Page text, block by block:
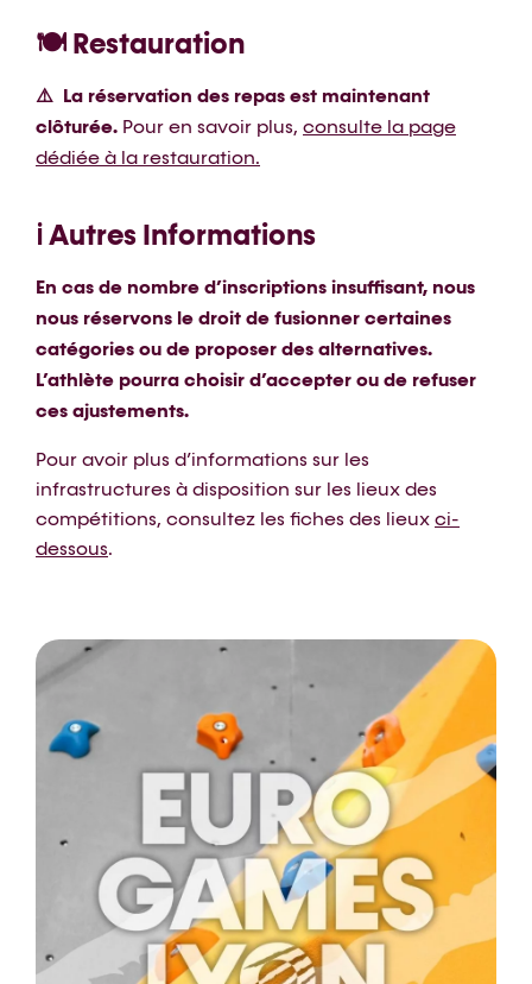
🍽️ Restauration
⚠️ La réservation des repas est maintenant
clôturée. Pour en savoir plus, consulte la page
dédiée à la restauration.
ℹ️ Autres Informations
En cas de nombre d’inscriptions insuffisant, nous
nous réservons le droit de fusionner certaines
catégories ou de proposer des alternatives.
L’athlète pourra choisir d’accepter ou de refuser
ces ajustements.
Pour avoir plus d’informations sur les
infrastructures à disposition sur les lieux des
compétitions, consultez les fiches des lieux ci-
dessous.